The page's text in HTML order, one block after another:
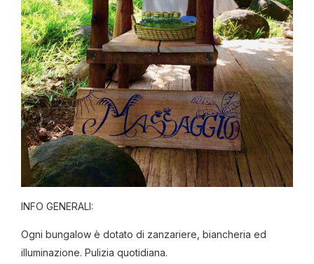
INFO GENERALI:
Ogni bungalow è dotato di zanzariere, biancheria ed
illuminazione. Pulizia quotidiana.